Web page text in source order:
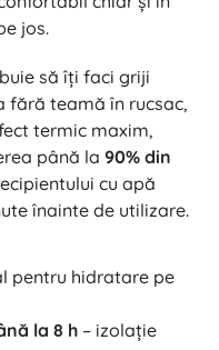
jos.
să îți faci griji
fără teamă în rucsac,
termic maxim,
până la 90% din
cu apă
înainte de utilizare.
pentru hidratare pe
la 8 h – izolație